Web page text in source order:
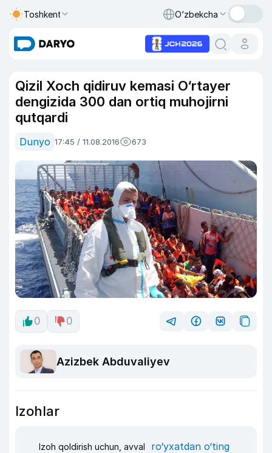
Toshkent O‘zbekcha
Qizil Xoch qidiruv kemasi O‘rtayer
dengizida 300 dan ortiq muhojirni
qutqardi
Dunyo 17:45 / 11.08.2016 673
0 0
Azizbek Abduvaliyev
Izohlar
Izoh qoldirish uchun, avval ro‘yxatdan o‘ting